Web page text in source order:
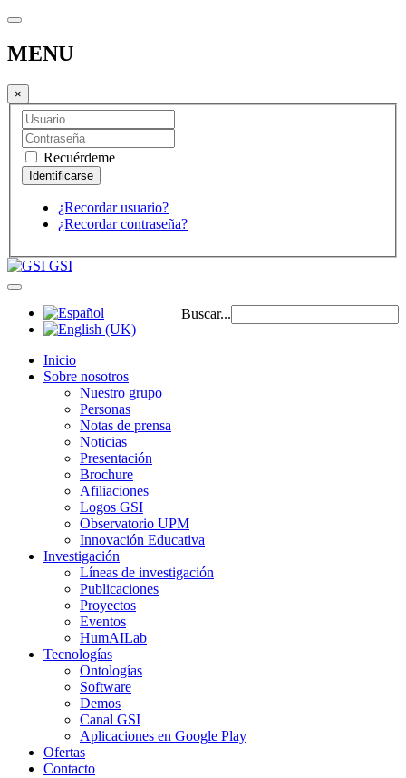
MENU
×
Recuérdeme
¿Recordar usuario?
¿Recordar contraseña?
GSI
Buscar...
Inicio
Sobre nosotros
Nuestro grupo
Personas
Notas de prensa
Noticias
Presentación
Brochure
Afiliaciones
Logos GSI
Observatorio UPM
Innovación Educativa
Investigación
Líneas de investigación
Publicaciones
Proyectos
Eventos
HumAILab
Tecnologías
Ontologías
Software
Demos
Canal GSI
Aplicaciones en Google Play
Ofertas
Contacto